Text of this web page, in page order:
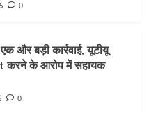
0
और बड़ी कार्रवाई, यूटीयू
करने के आरोप में सहायक
0